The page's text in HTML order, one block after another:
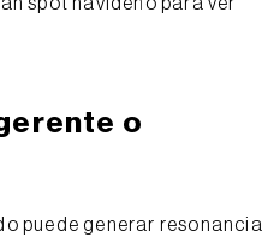
spot navideño para ver
o
puede generar resonancia